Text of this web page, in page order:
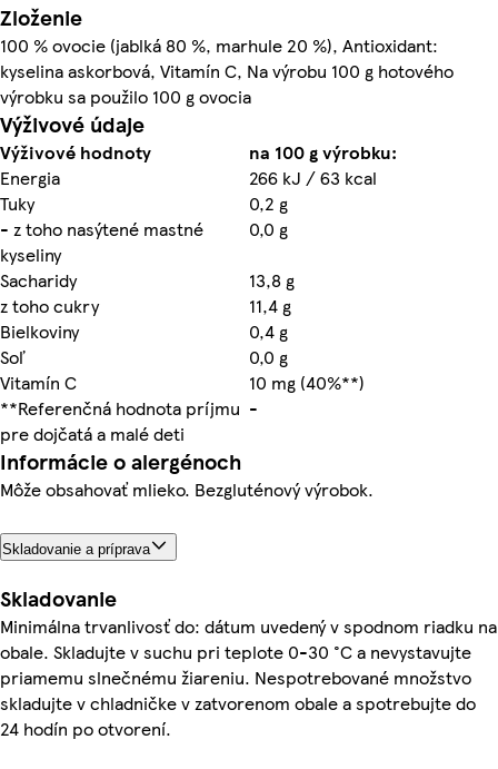
Zloženie
100 % ovocie (jablká 80 %, marhule 20 %), Antioxidant:
kyselina askorbová, Vitamín C, Na výrobu 100 g hotového
výrobku sa použilo 100 g ovocia
Výživové údaje
Výživové hodnoty
na 100 g výrobku:
Energia
266 kJ / 63 kcal
Tuky
0,2 g
- z toho nasýtené mastné
kyseliny
0,0 g
Sacharidy
13,8 g
z toho cukry
11,4 g
Bielkoviny
0,4 g
Soľ
0,0 g
Vitamín C
10 mg (40%**)
**Referenčná hodnota príjmu
pre dojčatá a malé deti
-
Informácie o alergénoch
Môže obsahovať mlieko. Bezgluténový výrobok.
Skladovanie a príprava
Skladovanie
Minimálna trvanlivosť do: dátum uvedený v spodnom riadku na
obale. Skladujte v suchu pri teplote 0-30 °C a nevystavujte
priamemu slnečnému žiareniu. Nespotrebované množstvo
skladujte v chladničke v zatvorenom obale a spotrebujte do
24 hodín po otvorení.